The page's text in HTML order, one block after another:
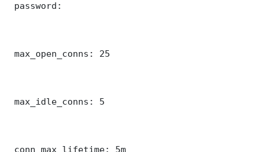
password:
max_open_conns: 25
max_idle_conns: 5
conn_max_lifetime: 5m